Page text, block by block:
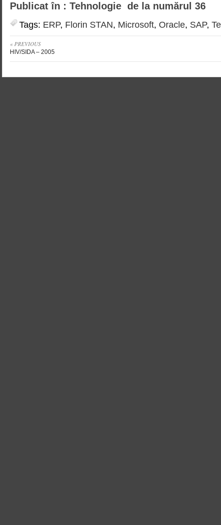
Publicat în : Tehnologie de la numărul 36
Tags: ERP, Florin STAN, Microsoft, Oracle, SAP,
« PREVIOUS
HIV/SIDA – 2005